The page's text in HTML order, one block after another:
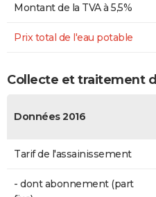
Montant de la TVA à 5,5%
Prix total de l'eau potable
Collecte et traitement
Données 2016
Tarif de l'assainissement
- dont abonnement (part